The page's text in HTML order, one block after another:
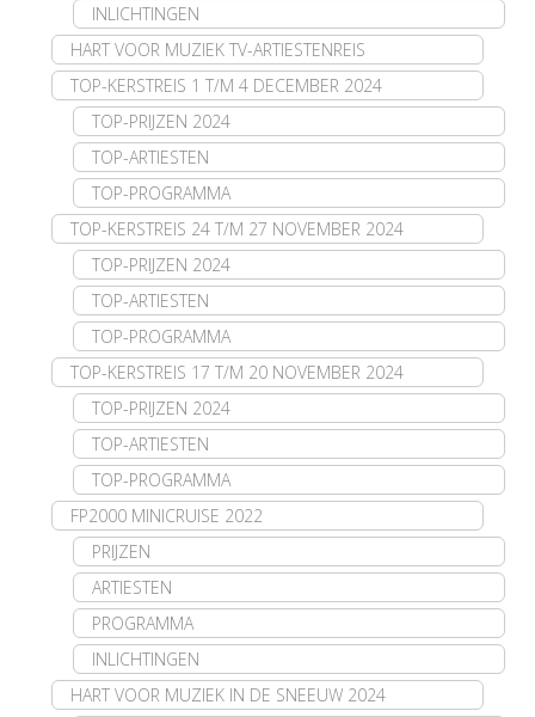
INLICHTINGEN
HART VOOR MUZIEK TV-ARTIESTENREIS
TOP-KERSTREIS 1 T/M 4 DECEMBER 2024
TOP-PRIJZEN 2024
TOP-ARTIESTEN
TOP-PROGRAMMA
TOP-KERSTREIS 24 T/M 27 NOVEMBER 2024
TOP-PRIJZEN 2024
TOP-ARTIESTEN
TOP-PROGRAMMA
TOP-KERSTREIS 17 T/M 20 NOVEMBER 2024
TOP-PRIJZEN 2024
TOP-ARTIESTEN
TOP-PROGRAMMA
FP2000 MINICRUISE 2022
PRIJZEN
ARTIESTEN
PROGRAMMA
INLICHTINGEN
HART VOOR MUZIEK IN DE SNEEUW 2024